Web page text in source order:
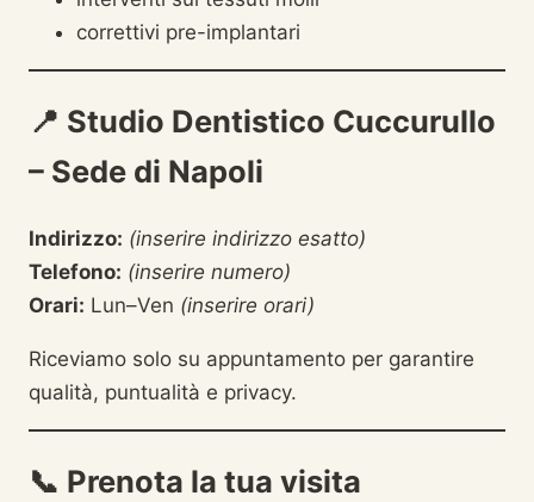
correttivi pre-implantari
📍 Studio Dentistico Cuccurullo
– Sede di Napoli
Indirizzo: (inserire indirizzo esatto)
Telefono: (inserire numero)
Orari: Lun–Ven (inserire orari)
Riceviamo solo su appuntamento per garantire
qualità, puntualità e privacy.
📞 Prenota la tua visita